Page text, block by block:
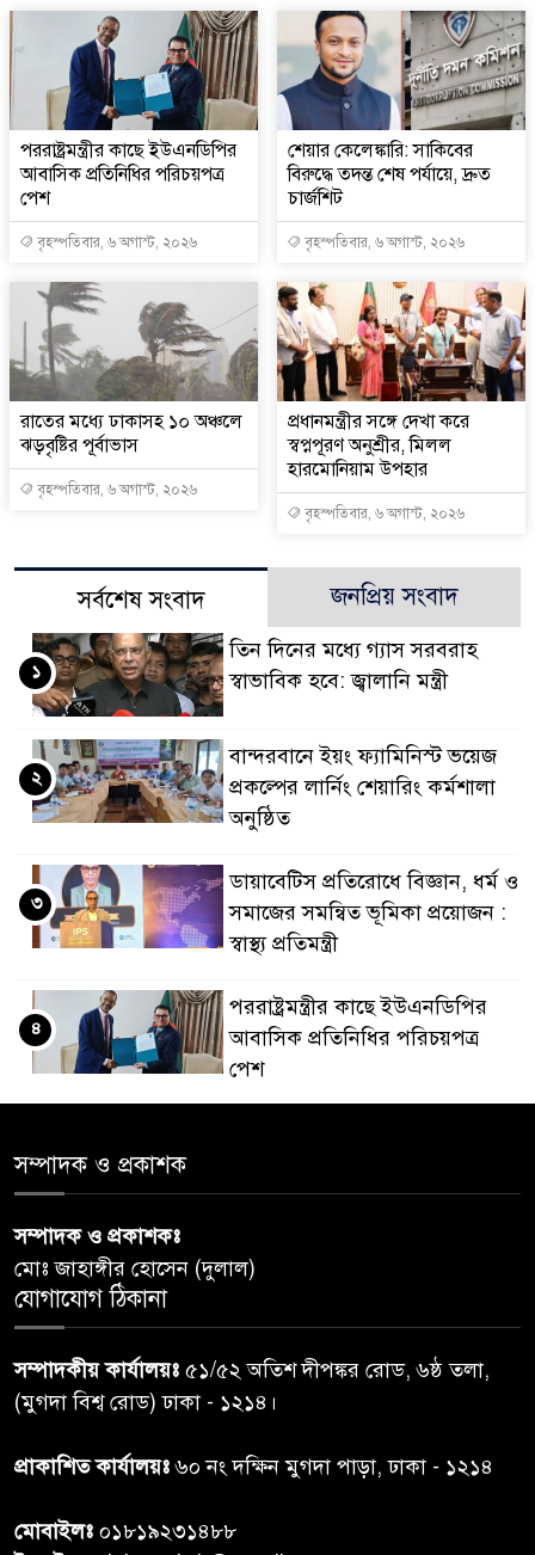
পররাষ্ট্রমন্ত্রীর কা‌ছে ইউএনডিপির
আবাসিক প্রতিনিধির পরিচয়পত্র
পেশ
বৃহস্পতিবার, ৬ অগাস্ট, ২০২৬
শেয়ার কেলেঙ্কারি: সাকিবের
বিরুদ্ধে তদন্ত শেষ পর্যায়ে, দ্রুত
চার্জশিট
বৃহস্পতিবার, ৬ অগাস্ট, ২০২৬
রাতের মধ্যে ঢাকাসহ ১০ অঞ্চলে
ঝড়বৃষ্টির পূর্বাভাস
বৃহস্পতিবার, ৬ অগাস্ট, ২০২৬
প্রধানমন্ত্রীর সঙ্গে দেখা করে
স্বপ্নপূরণ অনুশ্রীর, মিলল
হারমোনিয়াম উপহার
বৃহস্পতিবার, ৬ অগাস্ট, ২০২৬
সর্বশেষ সংবাদ জনপ্রিয় সংবাদ
তিন দিনের মধ্যে গ্যাস সরবরাহ
স্বাভাবিক হবে: জ্বালানি মন্ত্রী
১
বান্দরবানে ইয়ং ফ্যামিনিস্ট ভয়েজ
প্রকল্পের লার্নিং শেয়ারিং কর্মশালা
অনুষ্ঠিত
২
ডায়াবেটিস প্রতিরোধে বিজ্ঞান, ধর্ম ও
সমাজের সমন্বিত ভূমিকা প্রয়োজন :
স্বাস্থ্য প্রতিমন্ত্রী
৩
পররাষ্ট্রমন্ত্রীর কা‌ছে ইউএনডিপির
আবাসিক প্রতিনিধির পরিচয়পত্র
পেশ
৪
৫
ঝড়বৃষ্টির পূর্বাভাস
৬
অনুশ্রীর, মিলল হারমোনিয়াম
উপহার
৭
২০ আগস্ট রাষ্ট্রপতি নির্বাচন,
সম্পাদক ও প্রকাশক
সম্পাদক ও প্রকাশকঃ
মোঃ জাহাঙ্গীর হোসেন (দুলাল)
যোগাযোগ ঠিকানা
সম্পাদকীয় কার্যালয়ঃ ৫১/৫২ অতিশ দীপঙ্কর রোড, ৬ষ্ঠ তলা,
(মুগদা বিশ্ব রোড) ঢাকা - ১২১৪।
প্রাকাশিত কার্যালয়ঃ৬০ নং দক্ষিন মুগদা পাড়া, ঢাকা - ১২১৪
মোবাইলঃ ০১৮১৯২৩১৪৮৮